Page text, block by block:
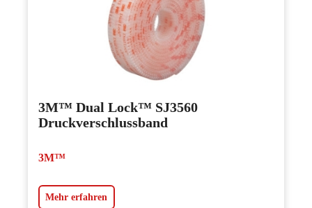
3M™ Dual Lock™ SJ3560
Druckverschlussband
3M™
Mehr erfahren